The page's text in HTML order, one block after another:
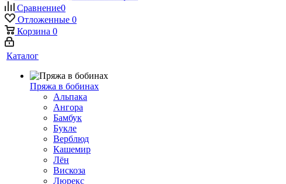
Сравнение0
Отложенные 0
Корзина 0
Каталог
Пряжа в бобинах
Альпака
Ангора
Бамбук
Букле
Верблюд
Кашемир
Лён
Вискоза
Люрекс